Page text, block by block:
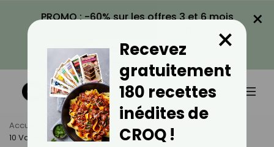
PROMO : -60% sur les offres 3 et 6 mois
VOIR LA PROMO
×
Accueil Actus
Alimentation
10 Variétés De Champignons Toxiques Ou Mortels
Recevez
gratuitement
180 recettes
inédites de
CROQ !
×